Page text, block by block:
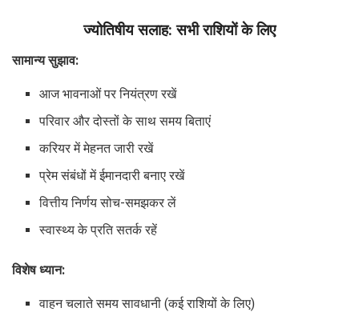
ज्योतिषीय सलाह: सभी राशियों के लिए
सामान्य सुझाव:
आज भावनाओं पर नियंत्रण रखें
परिवार और दोस्तों के साथ समय बिताएं
करियर में मेहनत जारी रखें
प्रेम संबंधों में ईमानदारी बनाए रखें
वित्तीय निर्णय सोच-समझकर लें
स्वास्थ्य के प्रति सतर्क रहें
विशेष ध्यान:
वाहन चलाते समय सावधानी (कई राशियों के लिए)